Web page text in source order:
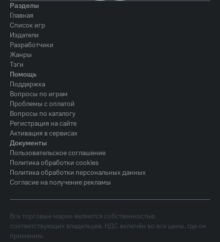
Разделы
Главная
Список игр
Издатели
Разработчики
Жанры
Тэги
Помощь
Поддержка
Вопросы по играм
Проблемы с оплатой
Вопросы по каталогу
Регистрация на сайте
Активация в сервисах
Документы
Пользовательское соглашение
Политика обработки cookies
Политика обработки персональных данных
Согласие на получение рекламы
Все торговые марки являются собственностью
соответствующих владельцев. НДС включён во все цены, где он
применим.